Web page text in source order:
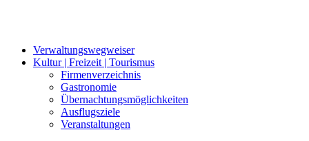
Verwaltungswegweiser
Kultur | Freizeit | Tourismus
Firmenverzeichnis
Gastronomie
Übernachtungsmöglichkeiten
Ausflugsziele
Veranstaltungen